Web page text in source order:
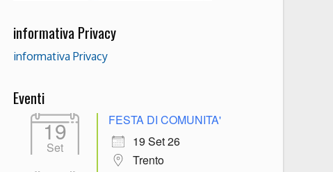
informativa Privacy
informativa Privacy
Eventi
19
Set
FESTA DI COMUNITA'
19 Set 26
Trento